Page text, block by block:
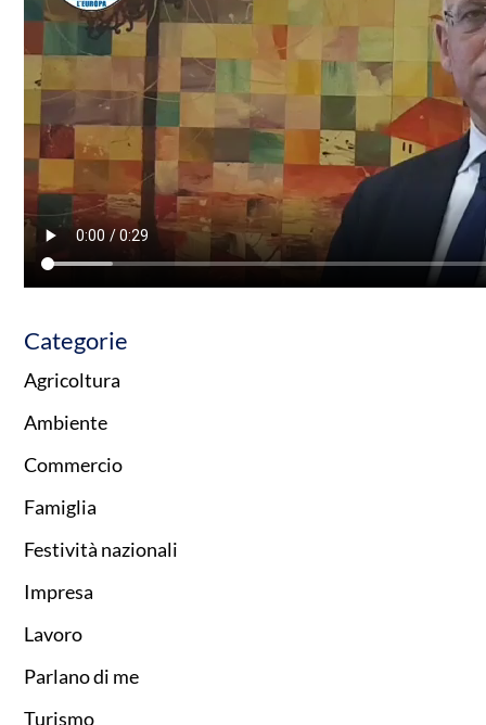
Categorie
Agricoltura
Ambiente
Commercio
Famiglia
Festività nazionali
Impresa
Lavoro
Parlano di me
Turismo